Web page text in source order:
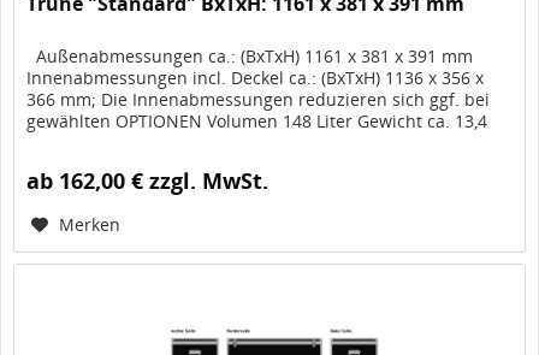
Außenabmessungen ca.: (BxTxH) 1161 x 381 x 391 mm
Innenabmessungen incl. Deckel ca.: (BxTxH) 1136 x 356 x
366 mm; Die Innenabmessungen reduzieren sich ggf. bei
gewählten OPTIONEN Volumen 148 Liter Gewicht ca. 13,4
ab 162,00 € zzgl. MwSt.
Merken